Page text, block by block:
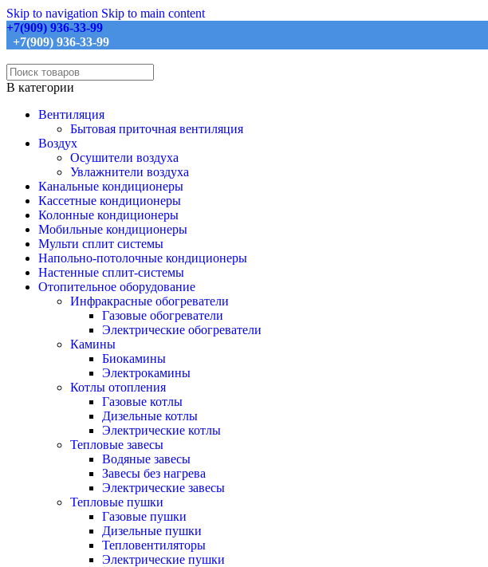
Skip to navigation Skip to main content
+7(909) 936-33-99
+7(909) 936-33-99
В категории
Вентиляция
Бытовая приточная вентиляция
Воздух
Осушители воздуха
Увлажнители воздуха
Канальные кондиционеры
Кассетные кондиционеры
Колонные кондиционеры
Мобильные кондиционеры
Мульти сплит системы
Напольно-потолочные кондиционеры
Настенные сплит-системы
Отопительное оборудование
Инфракрасные обогреватели
Газовые обогреватели
Электрические обогреватели
Камины
Биокамины
Электрокамины
Котлы отопления
Газовые котлы
Дизельные котлы
Электрические котлы
Тепловые завесы
Водяные завесы
Завесы без нагрева
Электрические завесы
Тепловые пушки
Газовые пушки
Дизельные пушки
Тепловентиляторы
Электрические пушки